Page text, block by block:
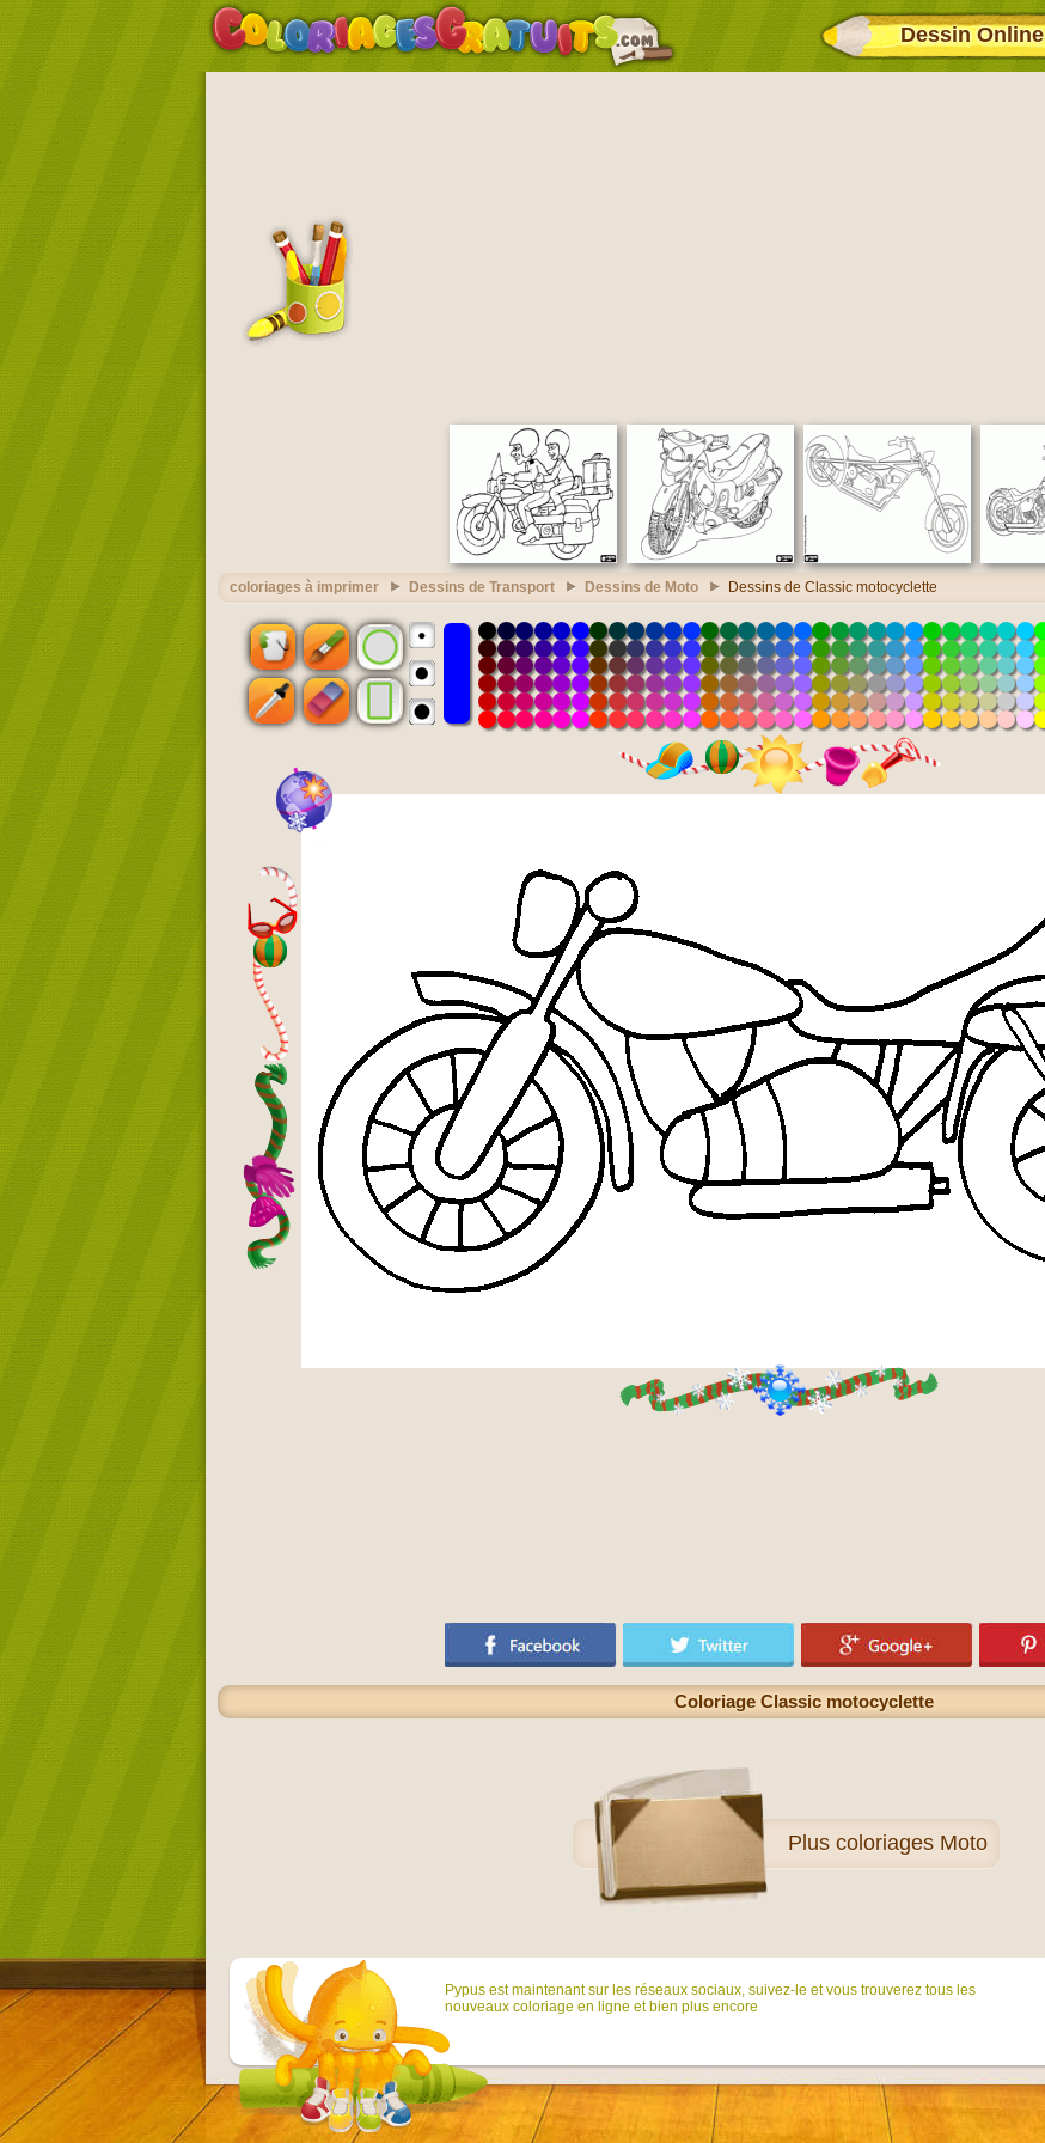
Dessin Online
coloriages à imprimer Dessins de Transport Dessins de Moto Dessins de Classic motocyclette
Coloriage Classic motocyclette
Plus coloriages Moto
Pypus est maintenant sur ​​les réseaux sociaux, suivez-le et vous trouverez tous les
nouveaux coloriage en ligne et bien plus encore